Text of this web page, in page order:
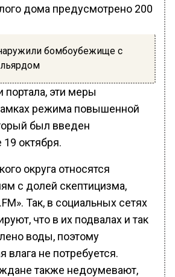
дома предусмотрено 200
бомбоубежище с
эти меры
режима повышенной
был введен
октября.
округа относятся
с долей скептицизма,
Так, в социальных сетях
что в их подвалах и так
воды, поэтому
влага не потребуется.
также недоумевают,